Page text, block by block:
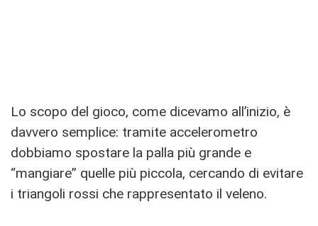
Lo scopo del gioco, come dicevamo all’inizio, è
davvero semplice: tramite accelerometro
dobbiamo spostare la palla più grande e
“mangiare” quelle più piccola, cercando di evitare
i triangoli rossi che rappresentato il veleno.